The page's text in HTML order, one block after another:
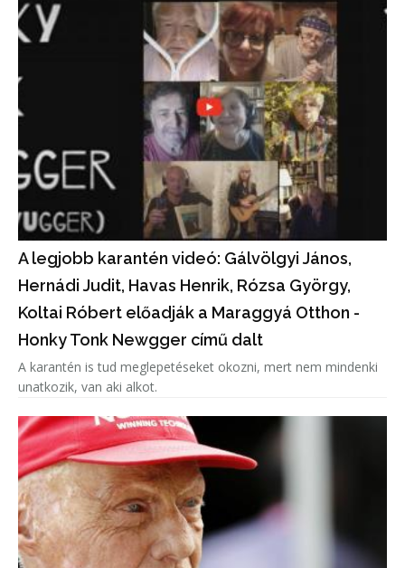
A legjobb karantén videó: Gálvölgyi János,
Hernádi Judit, Havas Henrik, Rózsa György,
Koltai Róbert előadják a Maraggyá Otthon -
Honky Tonk Newgger című dalt
A karantén is tud meglepetéseket okozni, mert nem mindenki
unatkozik, van aki alkot.